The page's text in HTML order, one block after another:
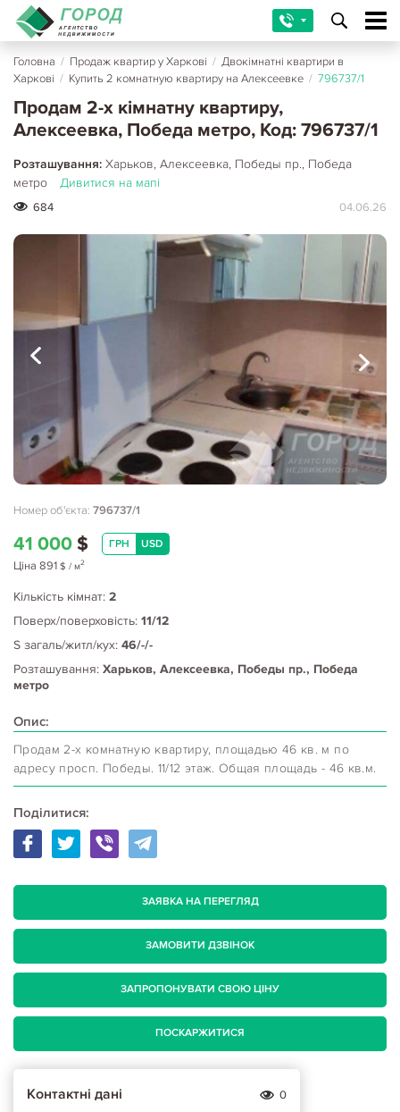
Головна / Продаж квартир у Харкові / Двокімнатні квартири в
Харкові / Купить 2 комнатную квартиру на Алексеевке / 796737/1
Продам 2-х кімнатну квартиру,
Алексеевка, Победа метро, Код: 796737/1
Розташування: Харьков, Алексеевка, Победы пр., Победа
метро
Дивитися на мапі
684 04.06.26
Номер об'єкта: 796737/1
41 000 $ ГРН USD
Ціна 891 $ / м2
Кількість кімнат: 2
Поверх/поверховість: 11/12
S загаль/житл/кух: 46/-/-
Розташування: Харьков, Алексеевка, Победы пр., Победа
метро
Опис:
Продам 2-х комнатную квартиру, площадью 46 кв. м по
адресу просп. Победы. 11/12 этаж. Общая площадь - 46 кв.м.
Поділитися:
ЗАЯВКА НА ПЕРЕГЛЯД
ЗАМОВИТИ ДЗВІНОК
ЗАПРОПОНУВАТИ СВОЮ ЦІНУ
ПОСКАРЖИТИСЯ
Контактні дані 0